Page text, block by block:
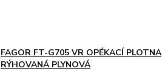
FAGOR FT-G705 VR OPÉKACÍ PLOTNA
RÝHOVANÁ PLYNOVÁ